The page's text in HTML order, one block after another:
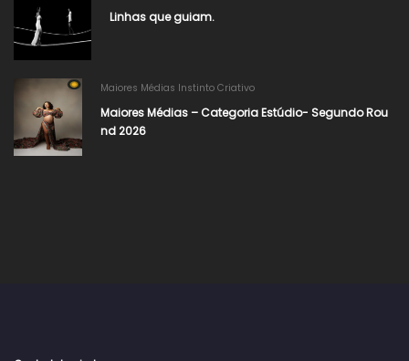
Linhas que guiam.
Maiores Médias Instinto Criativo
Maiores Médias – Categoria Estúdio- Segundo Rou
nd 2026